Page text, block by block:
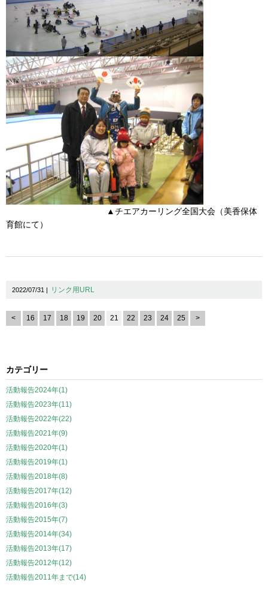
▲チエアカーリング全国大会（美香保体
育館にて）
2022/07/31 | リンク用URL
< 16 17 18 19 20 21 22 23 24 25 >
カテゴリー
活動報告2024年(1)
活動報告2023年(11)
活動報告2022年(22)
活動報告2021年(9)
活動報告2020年(1)
活動報告2019年(1)
活動報告2018年(8)
活動報告2017年(12)
活動報告2016年(3)
活動報告2015年(7)
活動報告2014年(34)
活動報告2013年(17)
活動報告2012年(12)
活動報告2011年まで(14)